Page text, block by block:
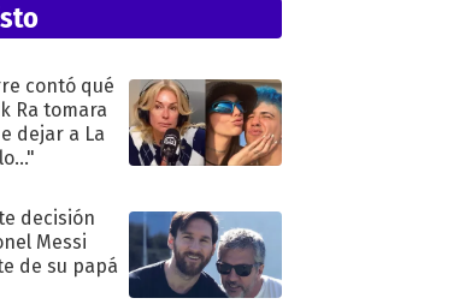
contó qué
Ra tomara
dejar a La
decisión
Messi
de su papá